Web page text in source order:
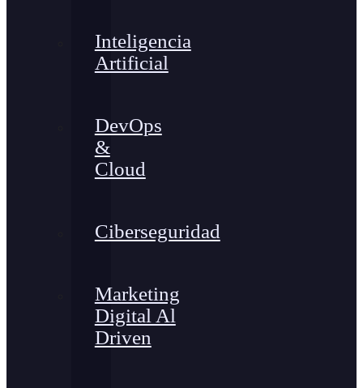
Inteligencia
Artificial
DevOps
&
Cloud
Ciberseguridad
Marketing
Digital Al
Driven